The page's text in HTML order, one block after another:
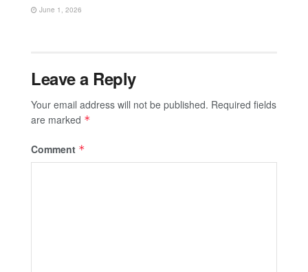
June 1, 2026
Leave a Reply
Your email address will not be published. Required fields
are marked *
Comment *